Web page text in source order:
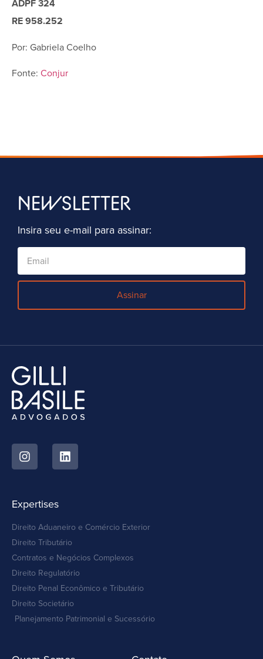
ADPF 324
RE 958.252
Por: Gabriela Coelho
Fonte: Conjur
NEWSLETTER
Insira seu e-mail para assinar:
Assinar
Expertises
Direito Aduaneiro e Comércio Exterior
Direito Tributário
Contratos e Negócios Complexos
Direito Regulatório
Direito Penal Econômico e Tributário
Direito Societário
Planejamento Patrimonial e Sucessório